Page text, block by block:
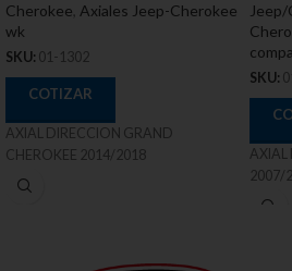
Cherokee Axiales Jeep-Cherokee
wk
SKU: 01-1302
COTIZAR
AXIAL DIRECCION GRAND
CHEROKEE 2014/2018
SKU:
AXIAL
2007/